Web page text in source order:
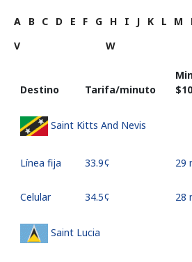
A B C D E F G H I J K L M
V
W
Destino Tarifa/minuto
⁦$10⁩
Saint Kitts And Nevis
Línea fija ⁦33.9¢⁩ 29
Celular ⁦34.5¢⁩ 28
Saint Lucia